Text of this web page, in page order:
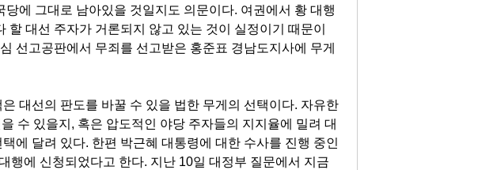
에 그대로 남아있을 것일지도 의문이다. 여권에서 황 대행
대선 주자가 거론되지 않고 있는 것이 실정이기 때문이
선고공판에서 무죄를 선고받은 홍준표 경남도지사에 무게
대선의 판도를 바꿀 수 있을 법한 무게의 선택이다. 자유한
수 있을지, 혹은 압도적인 야당 주자들의 지지율에 밀려 대
에 달려 있다. 한편 박근혜 대통령에 대한 수사를 진행 중인
행에 신청되었다고 한다. 지난 10일 대정부 질문에서 지금